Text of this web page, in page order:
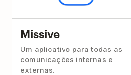
Missive
Um aplicativo para todas as
comunicações internas e
externas.